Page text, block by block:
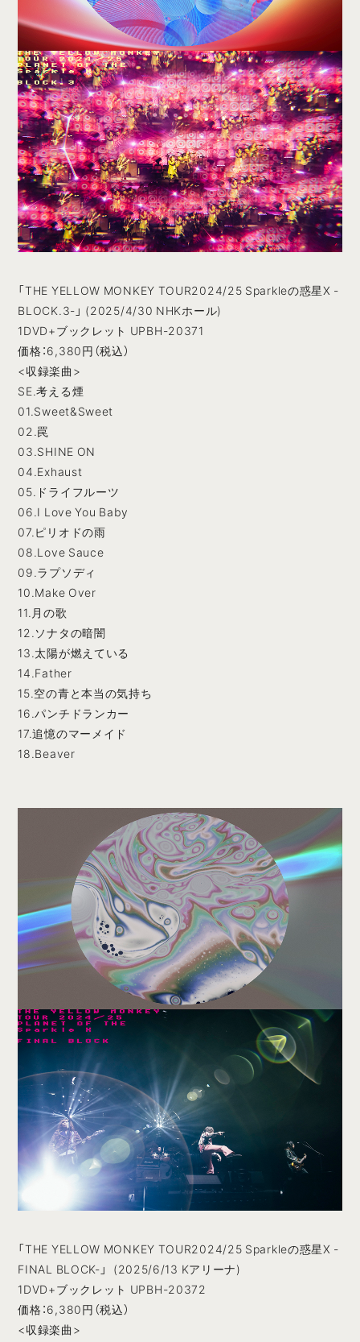
「THE YELLOW MONKEY TOUR2024/25 Sparkleの惑星X -
BLOCK.3-」 (2025/4/30 NHKホール)
1DVD+ブックレット UPBH-20371
価格：6,380円（税込）
<収録楽曲>
SE.考える煙
01.Sweet&Sweet
02.罠
03.SHINE ON
04.Exhaust
05.ドライフルーツ
06.I Love You Baby
07.ピリオドの雨
08.Love Sauce
09.ラプソディ
10.Make Over
11.月の歌
12.ソナタの暗闇
13.太陽が燃えている
14.Father
15.空の青と本当の気持ち
16.パンチドランカー
17.追憶のマーメイド
18.Beaver
「THE YELLOW MONKEY TOUR2024/25 Sparkleの惑星X -
FINAL BLOCK-」 (2025/6/13 Kアリーナ)
1DVD+ブックレット UPBH-20372
価格：6,380円（税込）
<収録楽曲>